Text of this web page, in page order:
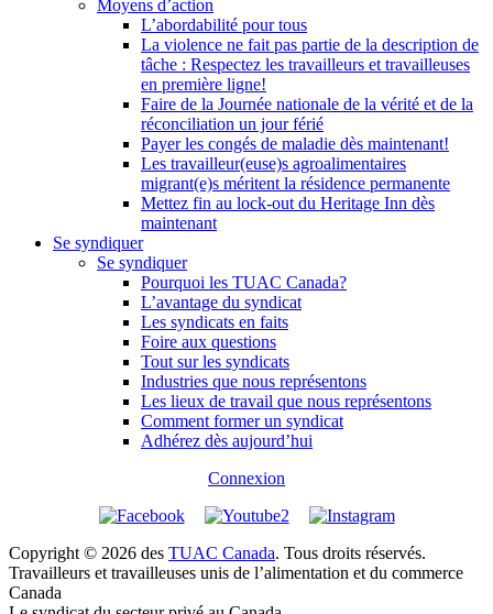
Moyens d’action
L’abordabilité pour tous
La violence ne fait pas partie de la description de
tâche : Respectez les travailleurs et travailleuses
en première ligne!
Faire de la Journée nationale de la vérité et de la
réconciliation un jour férié
Payer les congés de maladie dès maintenant!
Les travailleur(euse)s agroalimentaires
migrant(e)s méritent la résidence permanente
Mettez fin au lock-out du Heritage Inn dès
maintenant
Se syndiquer
Se syndiquer
Pourquoi les TUAC Canada?
L’avantage du syndicat
Les syndicats en faits
Foire aux questions
Tout sur les syndicats
Industries que nous représentons
Les lieux de travail que nous représentons
Comment former un syndicat
Adhérez dès aujourd’hui
Connexion
Copyright © 2026 des TUAC Canada. Tous droits réservés.
Travailleurs et travailleuses unis de l’alimentation et du commerce
Canada